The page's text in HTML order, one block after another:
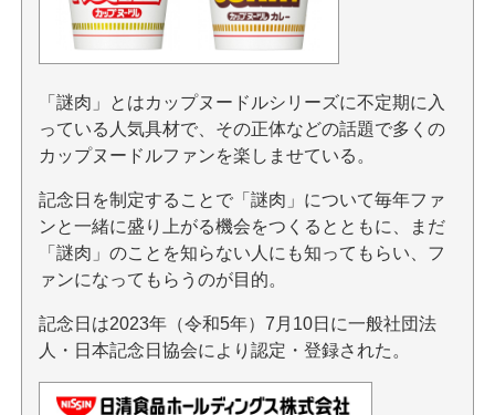
「謎肉」とはカップヌードルシリーズに不定期に入
っている人気具材で、その正体などの話題で多くの
カップヌードルファンを楽しませている。
記念日を制定することで「謎肉」について毎年ファ
ンと一緒に盛り上がる機会をつくるとともに、まだ
「謎肉」のことを知らない人にも知ってもらい、フ
ァンになってもらうのが目的。
記念日は2023年（令和5年）7月10日に一般社団法
人・日本記念日協会により認定・登録された。